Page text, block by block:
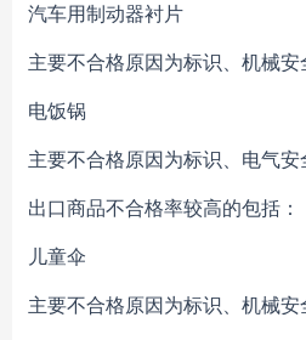
汽车用制动器衬片
主要不合格原因为标识、机械安
电饭锅
主要不合格原因为标识、电气安
出口商品不合格率较高的包括：
儿童伞
主要不合格原因为标识、机械安